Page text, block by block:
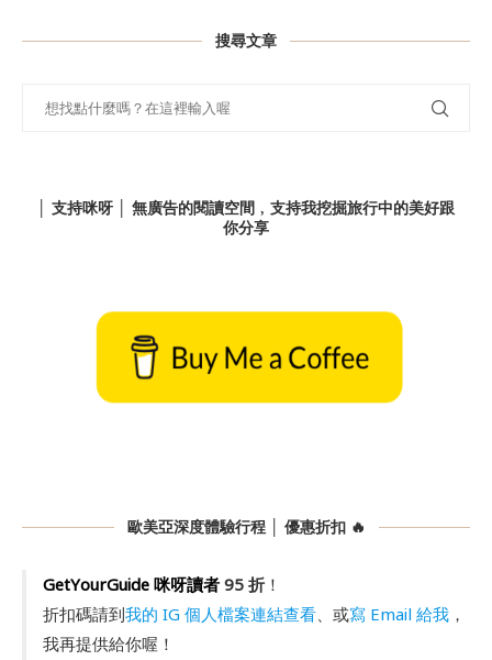
搜尋文章
│ 支持咪呀 │ 無廣告的閱讀空間﹐支持我挖掘旅行中的美好跟
你分享
歐美亞深度體驗行程 │ 優惠折扣 🔥
GetYourGuide 咪呀讀者95 折！
折扣碼請到我的 IG 個人檔案連結查看、或寫 Email 給我，
我再提供給你喔！